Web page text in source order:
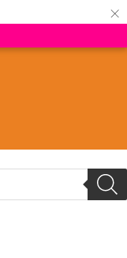
×